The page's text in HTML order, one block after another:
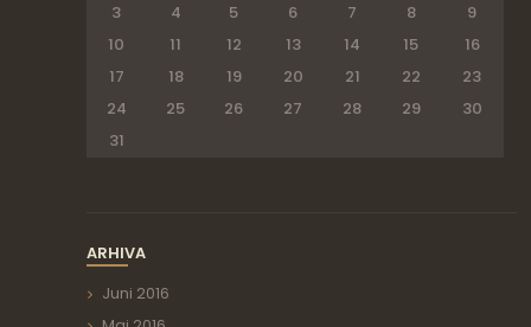
3
4 5 6 7 8
9
10
11 12 13 14 15
16
17
18 19 20 21 22
23
24
25 26 27 28 29
30
31
ARHIVA
Juni 2016